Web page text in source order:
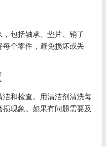
包括轴承、垫片、销子
个零件，避免损坏或丢
和检查。用清洁剂清洗每
现象。如果有问题需要及